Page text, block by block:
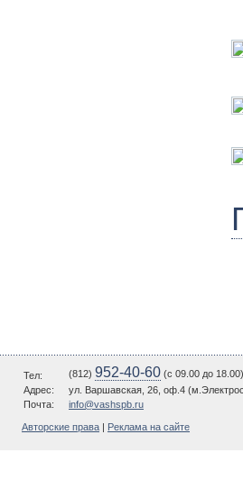
Тел: (812) 952-40-60 (c 09.00 до 18.00)
Адрес:
ул. Варшавская, 26, оф.4
Почта:
info@vashspb.ru
Авторские права Реклама на сайте